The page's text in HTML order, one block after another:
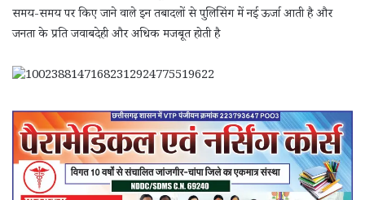
समय-समय पर किए जाने वाले इन तबादलों से पुलिसिंग में नई ऊर्जा आती है और
जनता के प्रति जवाबदेही और अधिक मजबूत होती है